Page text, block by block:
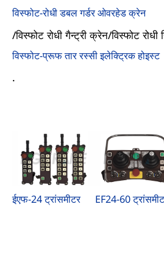
विस्फोट-रोधी डबल गर्डर ओवरहेड क्रेन
/विस्फोट रोधी गैन्ट्री क्रेन/विस्फोट
विस्फोट-प्रूफ तार रस्सी इलेक्ट्रिक होइस्ट
.
ईएफ-24 ट्रांसमीटर EF24-60